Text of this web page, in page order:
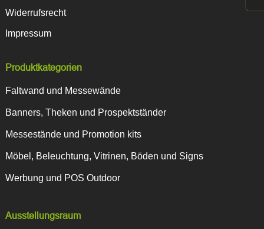
Widerrufsrecht
Impressum
Produktkategorien
Faltwand und Messewände
Banners, Theken und Prospektständer
Messestände und Promotion kits
Möbel, Beleuchtung, Vitrinen, Böden und Signs
Werbung und POS Outdoor
Ausstellungsraum